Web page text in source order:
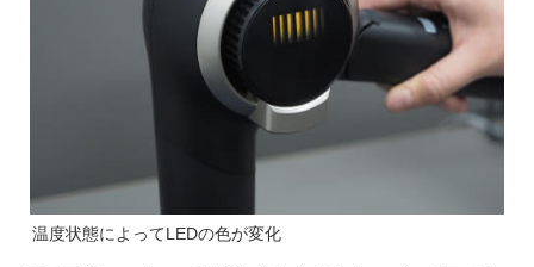
温度状態によってLEDの色が変化